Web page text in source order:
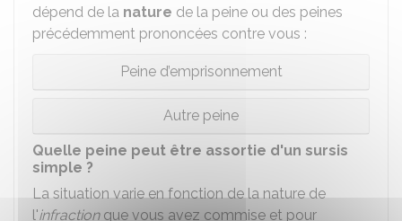
dépend de la nature de la peine ou des peines
précédemment prononcées contre vous :
Peine d’emprisonnement
Autre peine
Quelle peine peut être assortie d'un sursis
simple ?
La situation varie en fonction de la nature de
l'infractionque vous avez commise et pour